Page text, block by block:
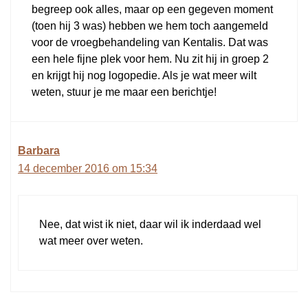
begreep ook alles, maar op een gegeven moment
(toen hij 3 was) hebben we hem toch aangemeld
voor de vroegbehandeling van Kentalis. Dat was
een hele fijne plek voor hem. Nu zit hij in groep 2
en krijgt hij nog logopedie. Als je wat meer wilt
weten, stuur je me maar een berichtje!
Barbara
14 december 2016 om 15:34
Nee, dat wist ik niet, daar wil ik inderdaad wel
wat meer over weten.